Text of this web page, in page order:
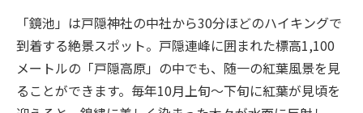
「鏡池」は戸隠神社の中社から30分ほどのハイキングで
到着する絶景スポット。戸隠連峰に囲まれた標高1,100
メートルの「戸隠高原」の中でも、随一の紅葉風景を見
ることができます。毎年10月上旬～下旬に紅葉が見頃を